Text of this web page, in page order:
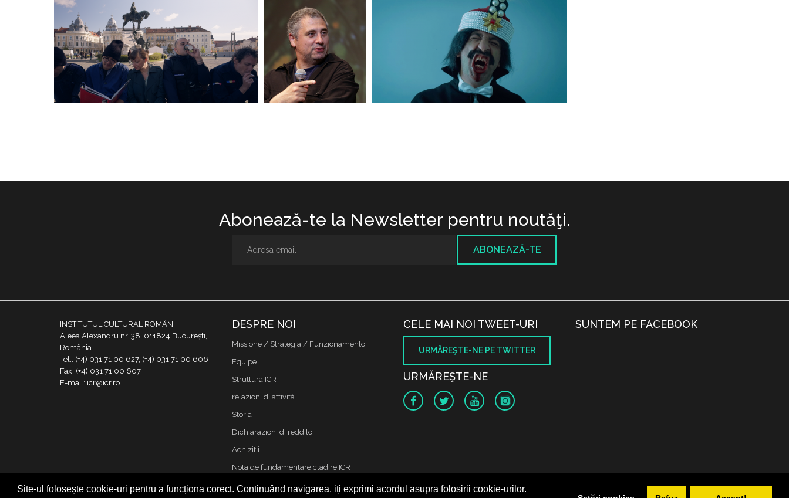
Site-ul folosește cookie-uri pentru a funcționa corect. Continuând navigarea, iți exprimi acordul asupra folosirii cookie-urilor.
Abonează-te la Newsletter pentru noutăţi.
ABONEAZĂ-TE
INSTITUTUL CULTURAL ROMÂN
Aleea Alexandru nr. 38, 011824 București,
România
Tel.: (+4) 031 71 00 627, (+4) 031 71 00 606
Fax: (+4) 031 71 00 607
E-mail: icr@icr.ro
DESPRE NOI
Missione / Strategia / Funzionamento
Equipe
Struttura ICR
relazioni di attività
Storia
Dichiarazioni di reddito
Achizitii
Nota de fundamentare cladire ICR
Contatto
CELE MAI NOI TWEET-URI
URMĂREŞTE-NE PE TWITTER
URMĂREŞTE-NE
SUNTEM PE FACEBOOK